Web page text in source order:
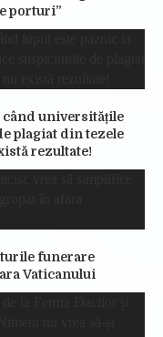
porturi”
când universitățile
plagiat din tezele
rezultate!
funerare
Vaticanului